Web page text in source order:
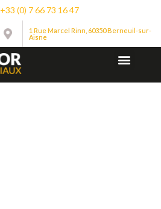
+33 (0) 7 66 73 16 47
1 Rue Marcel Rinn, 60350 Berneuil-sur-
Aisne